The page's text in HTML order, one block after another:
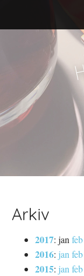
ii
n
t
Arkiv
2017: jan feb
2016: jan feb
2015: jan feb